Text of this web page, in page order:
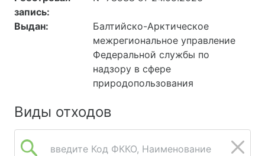
запись:
Выдан:
Балтийско-Арктическое
межрегиональное управление
Федеральной службы по
надзору в сфере
природопользования
Виды отходов
введите Код ФККО, Наименование